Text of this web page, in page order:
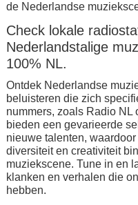
de Nederlandse
Check lokale
Nederlandstalige
100% NL.
Ontdek Nederlandse
beluisteren die zich
nummers, zoals Radio NL
bieden een gevarieerde
nieuwe talenten,
diversiteit en creativiteit
muziekscene. Tune in en
klanken en verhalen die
hebben.